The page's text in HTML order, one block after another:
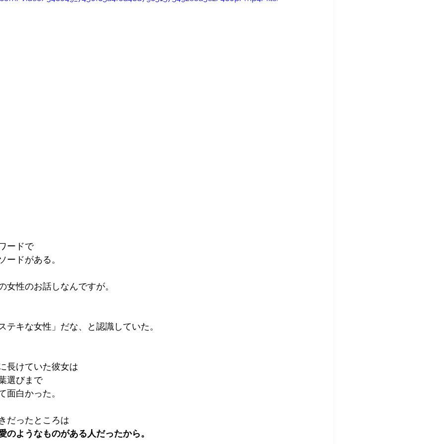
ードで
ードがある。
女性のお話しなんですが。
テキな女性」だな、と認識していた。
長けていた彼女は
選びまで
面白かった。
だったところは
のようなものがある人だったから。